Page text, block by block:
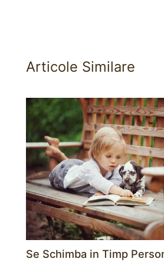
Articole Similare
Se Schimba in Timp